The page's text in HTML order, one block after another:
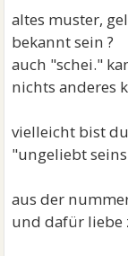
das
altes muster,
bekannt sein ?
auch "schei."
nichts anderes
vielleicht bist
"ungeliebt
aus der
und dafür liebe